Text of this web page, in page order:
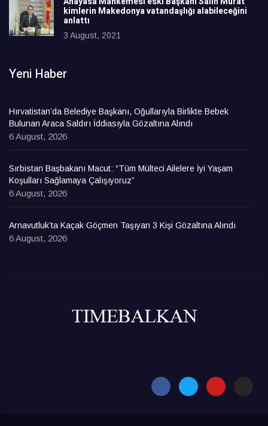
kimlerin Makedonya vatandaşlığı alabileceğini
anlattı
3 August, 2021
Yeni Haber
Hırvatistan’da Belediye Başkanı, Oğullarıyla Birlikte Bebek
Bulunan Araca Saldırı İddiasıyla Gözaltına Alındı
6 August, 2026
Sırbistan Başbakanı Macut: “Tüm Mülteci Ailelere İyi Yaşam
Koşulları Sağlamaya Çalışıyoruz”
6 August, 2026
Arnavutluk’ta Kaçak Göçmen Taşıyan 3 Kişi Gözaltına Alındı
6 August, 2026